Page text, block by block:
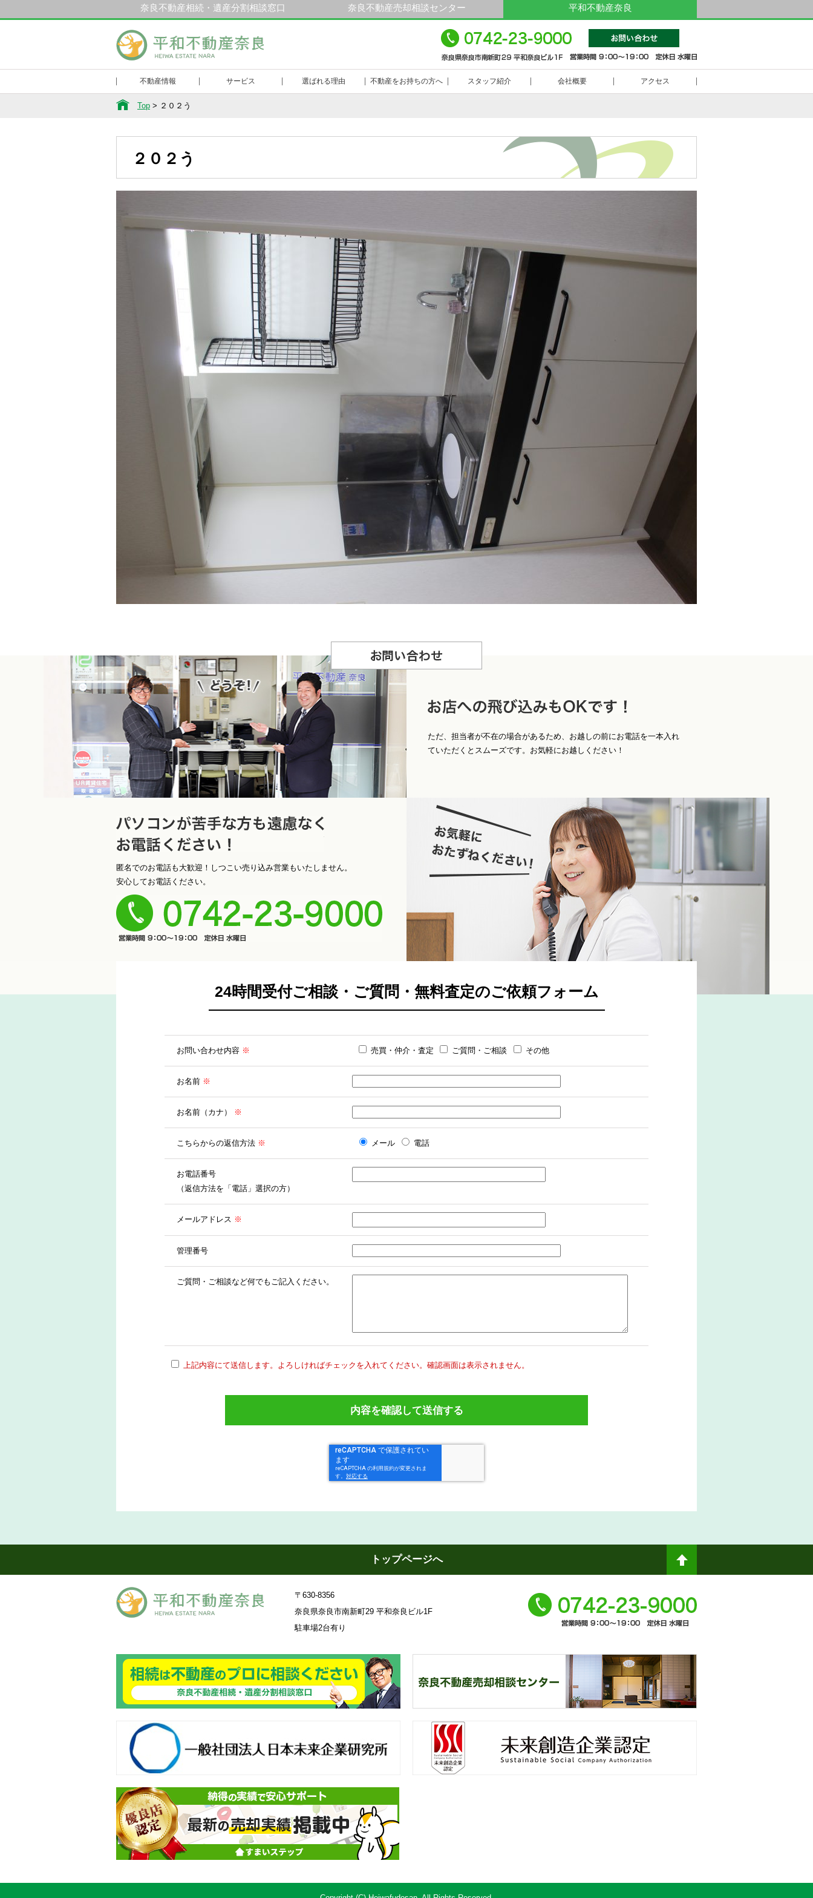
奈良不動産相続・遺産分割相談窓口 奈良不動産売却相談センター 平和不動産奈良
和不動産奈良 23-9000
不動産情報 サービス 選ばれる理由 不動産をお持ちの方へ スタッフ紹介 会社概要 アクセス
Top > ２０２う
２０２う
問合せ
ただ、担当者が不在の場合があるため、お越しの前にお電話を一本入れ
ていただくとスムーズです。お気軽にお越しください！
ソコンが苦手な方も遠慮なくお電話くだ
さい！
匿名でのお電話も大歓迎！しつこい売り込み営業もいたしません。
安心してお電話ください。
0742-
24時間受付ご相談・ご質問・無料査定のご依頼フォーム
お問い合わせ内容 ※ 売買・仲介・査定 ご質問・ご相談 その他
お名前 ※
お名前（カナ） ※
こちらからの返信方法 ※ メール 電話
お電話番号
（返信方法を「電話」選択の方）
メールアドレス ※
管理番号
ご質問・ご相談など何でもご記入ください。
上記内容にて送信します。 よろしければチェックを入れてください。 確認画面は表示されません。
トップページへ
ップへ
〒630-8356
奈良県奈良市南新町29 平和奈良ビル1F
駐車場2台有り
良ありえへんふどうさん
良不動産相続・遺産分割相談窓口
般社団法人日本未来企業研究所